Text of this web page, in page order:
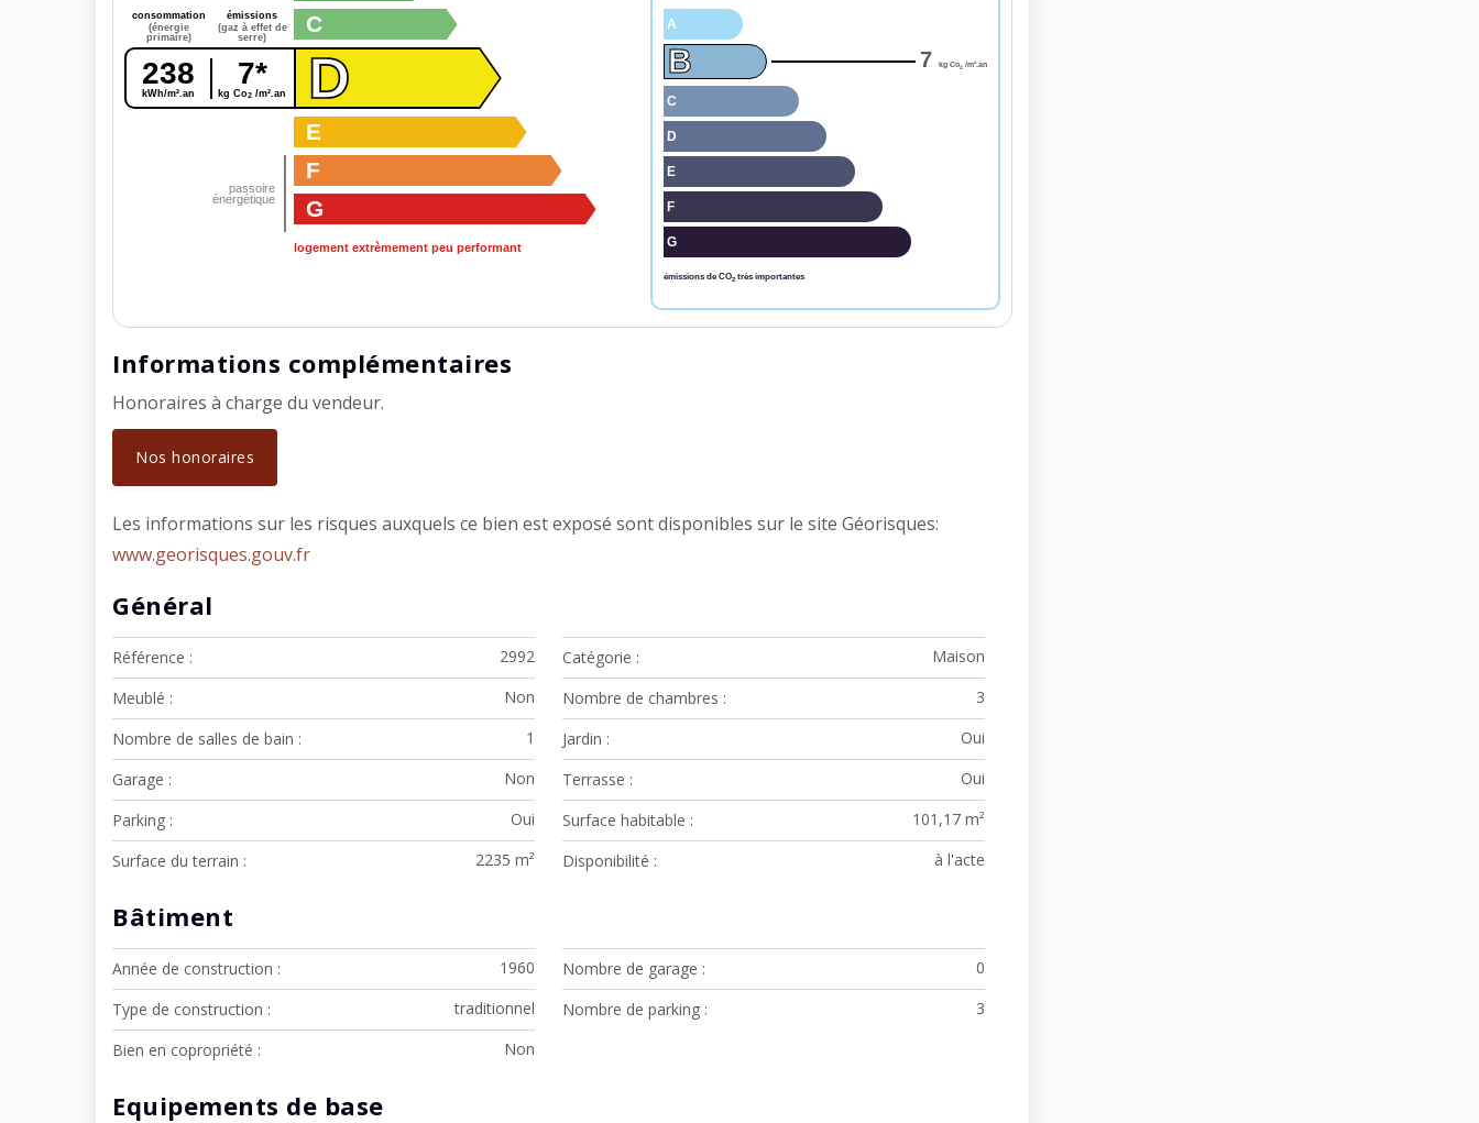
C
238
kWh/m².an
consommation
(énergie
primaire)
7*
kg Co2 /m².an
émissions
(gaz à effet de
serre)
D
E
passoire
énergétique
F
G
logement extrèmement peu performant
A
B 7 kg Co2 /m².an
C
D
E
F
G
émissions de CO2très importantes
Informations complémentaires
Honoraires à charge du vendeur.
Nos honoraires
Les informations sur les risques auxquels ce bien est exposé sont disponibles sur le site Géorisques:
www.georisques.gouv.fr
Général
Référence 2992 Catégorie
Maison
Meublé
Non Nombre de chambres
3
Nombre de salles de bain
1 Jardin
Oui
Garage
Non Terrasse
Oui
Parking
Oui Surface habitable
101,17 m²
Surface du terrain
2235 m² Disponibilité à l'acte
Bâtiment
Année de construction 1960 Nombre de garage
0
Type de construction
traditionnel Nombre de parking
3
Bien en copropriété
Non
Equipements de base